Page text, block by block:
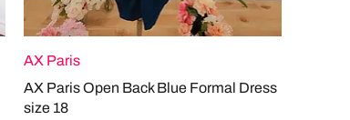
AX Paris
AX Paris Open Back Blue Formal Dress
size 18